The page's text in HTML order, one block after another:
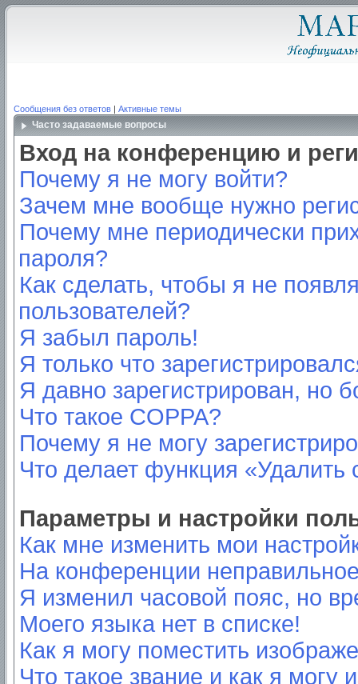
Сообщения без ответов | Активные темы
Часто задаваемые вопросы
Вход на конференцию и
Почему я не могу войти?
Зачем мне вообще нужно
Почему мне периодически
пароля?
Как сделать, чтобы я не
пользователей?
Я забыл пароль!
Я только что
Я давно зарегистрирован, но
Что такое COPPA?
Почему я не могу
Что делает функция
Параметры и настройки
Как мне изменить мои
На конференции
Я изменил часовой пояс, но
Моего языка нет в списке!
Как я могу поместить
Что такое звание и как я могу